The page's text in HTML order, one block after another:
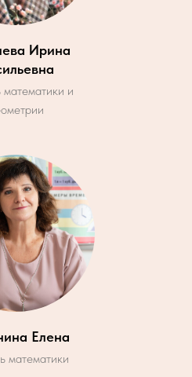
Ирина
математики и
Елена
математики